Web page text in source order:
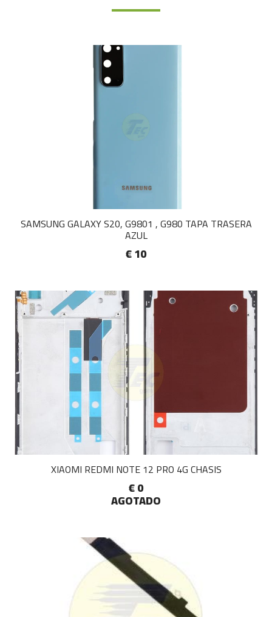
SAMSUNG GALAXY S20, G9801 , G980 TAPA TRASERA
AZUL
€ 10
XIAOMI REDMI NOTE 12 PRO 4G CHASIS
€ 0
AGOTADO